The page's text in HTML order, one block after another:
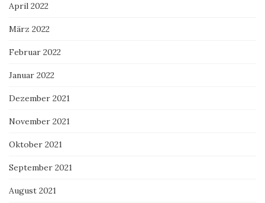
April 2022
März 2022
Februar 2022
Januar 2022
Dezember 2021
November 2021
Oktober 2021
September 2021
August 2021